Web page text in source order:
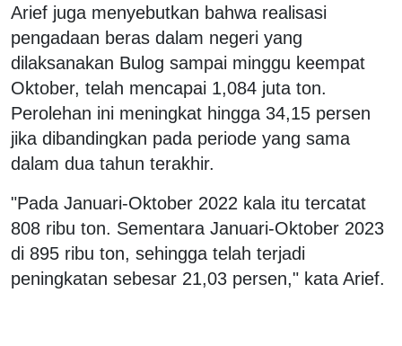
Arief juga menyebutkan bahwa realisasi
pengadaan beras dalam negeri yang
dilaksanakan Bulog sampai minggu keempat
Oktober, telah mencapai 1,084 juta ton.
Perolehan ini meningkat hingga 34,15 persen
jika dibandingkan pada periode yang sama
dalam dua tahun terakhir.
"Pada Januari-Oktober 2022 kala itu tercatat
808 ribu ton. Sementara Januari-Oktober 2023
di 895 ribu ton, sehingga telah terjadi
peningkatan sebesar 21,03 persen," kata Arief.